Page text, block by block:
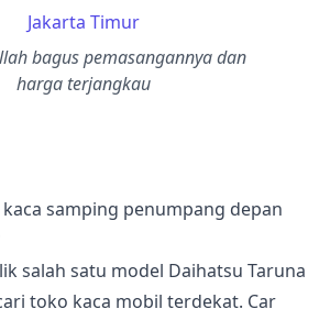
Jakarta Timur
bagus pemasangannya dan
harga terjangkau
samping penumpang depan
salah satu model Daihatsu Taruna
toko kaca mobil terdekat. Car